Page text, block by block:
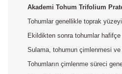
Akademi Tohum Trifolium
Tohumlar genellikle toprak
Ekildikten sonra tohumlar hafifçe
Sulama, tohumun çimlenmesi ve
Tohumların çimlenme süreci